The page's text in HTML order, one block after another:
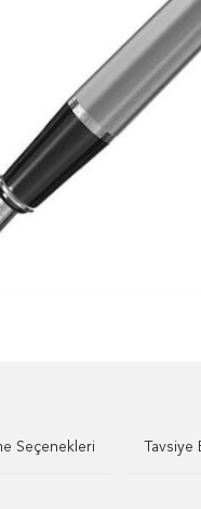
Seçenekleri Tavsiye